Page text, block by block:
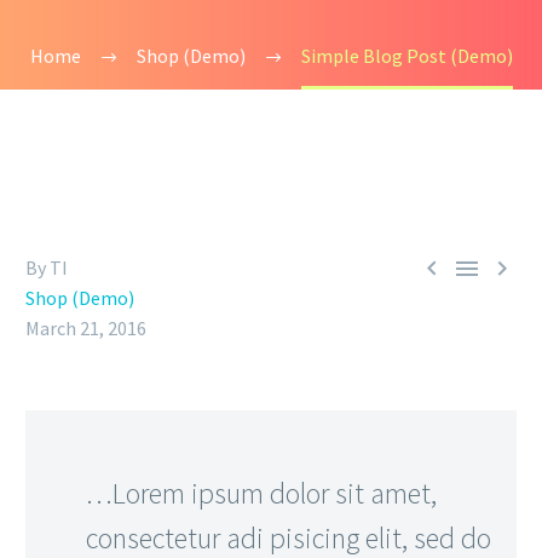
Home Shop (Demo) Simple Blog Post (Demo)
  
By TI
Shop (Demo)
March 21, 2016
…Lorem ipsum dolor sit amet,
consectetur adi pisicing elit, sed do